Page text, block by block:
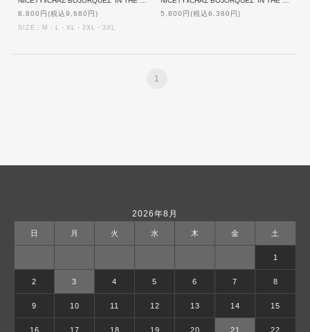
8,800円(税込9,680円)
SIZE：M・L・XL・2XL・3XL
5,800円(税込6,380円)
1
2026年8月
日 月 火 水 木 金 土
1
2 3 4 5 6 7 8
9 10 11 12 13 14 15
16 17 18 19 20 21 22